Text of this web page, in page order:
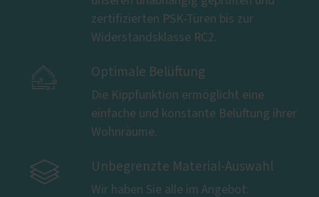
zertifizierten PSK-Türen bis zur
Widerstandsklasse RC2.
 Optimale Belüftung
Die Kippfunktion ermöglicht eine
einfache und konstante Belüftung ihrer
Wohnräume.
 Unbegrenzte Material-Auswahl
Wir haben Sie alle im Angebot: